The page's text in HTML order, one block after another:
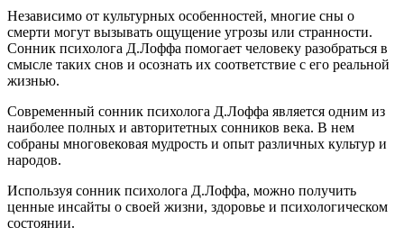
Независимо от культурных особенностей, многие сны о
смерти могут вызывать ощущение угрозы или странности.
Сонник психолога Д.Лоффа помогает человеку разобраться в
смысле таких снов и осознать их соответствие с его реальной
жизнью.
Современный сонник психолога Д.Лоффа является одним из
наиболее полных и авторитетных сонников века. В нем
собраны многовековая мудрость и опыт различных культур и
народов.
Используя сонник психолога Д.Лоффа, можно получить
ценные инсайты о своей жизни, здоровье и психологическом
состоянии.